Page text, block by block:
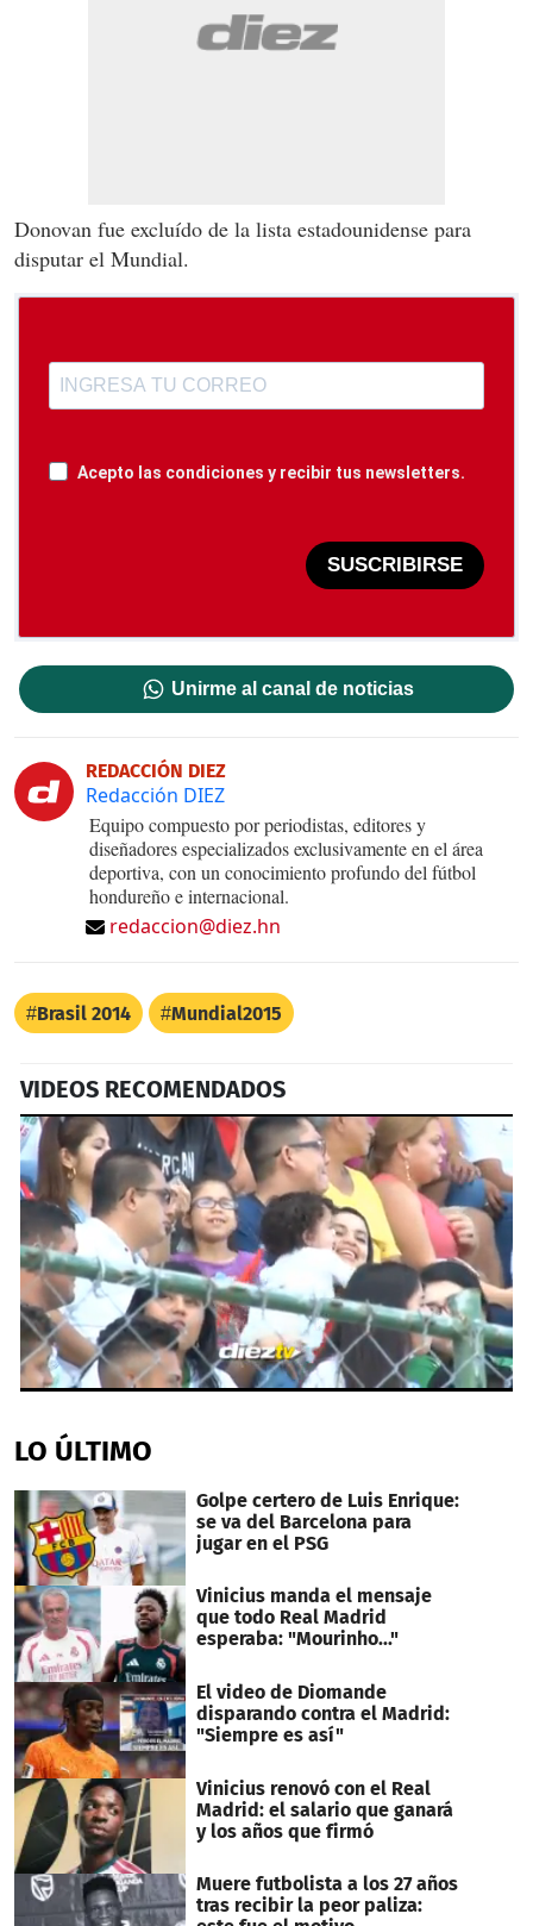
Donovan fue excluído de la lista estadounidense para
disputar el Mundial.
Acepto las condiciones y recibir tus newsletters.
SUSCRIBIRSE
Unirme al canal de noticias
REDACCIÓN DIEZ
Redacción DIEZ
Equipo compuesto por periodistas, editores y
diseñadores especializados exclusivamente en el área
deportiva, con un conocimiento profundo del fútbol
hondureño e internacional.
redaccion@diez.hn
Brasil 2014 Mundial2015
VIDEOS RECOMENDADOS
of
2
45
seconds
LO ÚLTIMO
Golpe certero de Luis Enrique:
se va del Barcelona para
jugar en el PSG
Vinicius manda el mensaje
que todo Real Madrid
esperaba: "Mourinho..."
El video de Diomande
disparando contra el Madrid:
"Siempre es así"
Vinicius renovó con el Real
Madrid: el salario que ganará
y los años que firmó
Muere futbolista a los 27 años
tras recibir la peor paliza: